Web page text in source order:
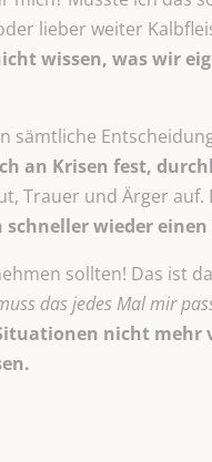
lieber weiter
wissen, was wir
an Krisen fest,
Trauer und Ärger
wieder einen
sollten! Das ist
das jedes Mal mir
nicht